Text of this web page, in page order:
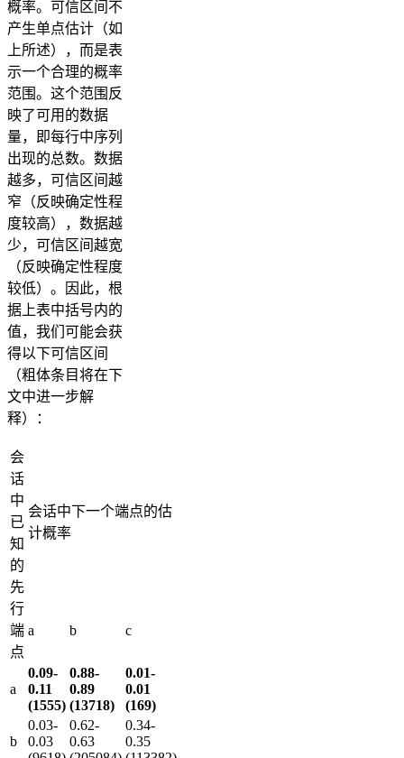
概率。可信区间不
产生单点估计（如
上所述），而是表
示一个合理的概率
范围。这个范围反
映了可用的数据
量，即每行中序列
出现的总数。数据
越多，可信区间越
窄（反映确定性程
度较高），数据越
少，可信区间越宽
（反映确定性程度
较低）。因此，根
据上表中括号内的
值，我们可能会获
得以下可信区间
（粗体条目将在下
文中进一步解
释）：
会
话
中
已
知
的
先
行
端
点
会话中下一个端点的估
计概率
a b c
a
0.09-
0.11
(1555)
0.88-
0.89
(13718)
0.01-
0.01
(169)
b
0.03-
0.03
0.62-
0.63
0.34-
0.35